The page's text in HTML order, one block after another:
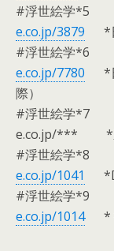
#浮世絵
e.co.jp/3879 *
#浮世絵
e.co.jp/7780 *
際）
#浮世絵学
e.co.jp/*** *
#浮世絵
e.co.jp/1041
#浮世絵
e.co.jp/1014*